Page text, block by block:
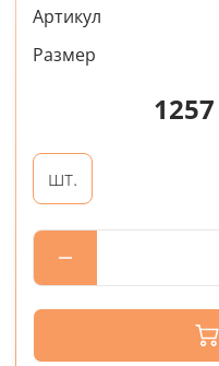
Артикул
Размер
1257
шт.